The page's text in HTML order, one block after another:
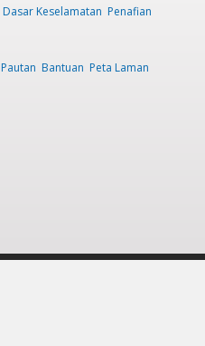
Dasar Keselamatan Penafian
Pautan Bantuan Peta Laman